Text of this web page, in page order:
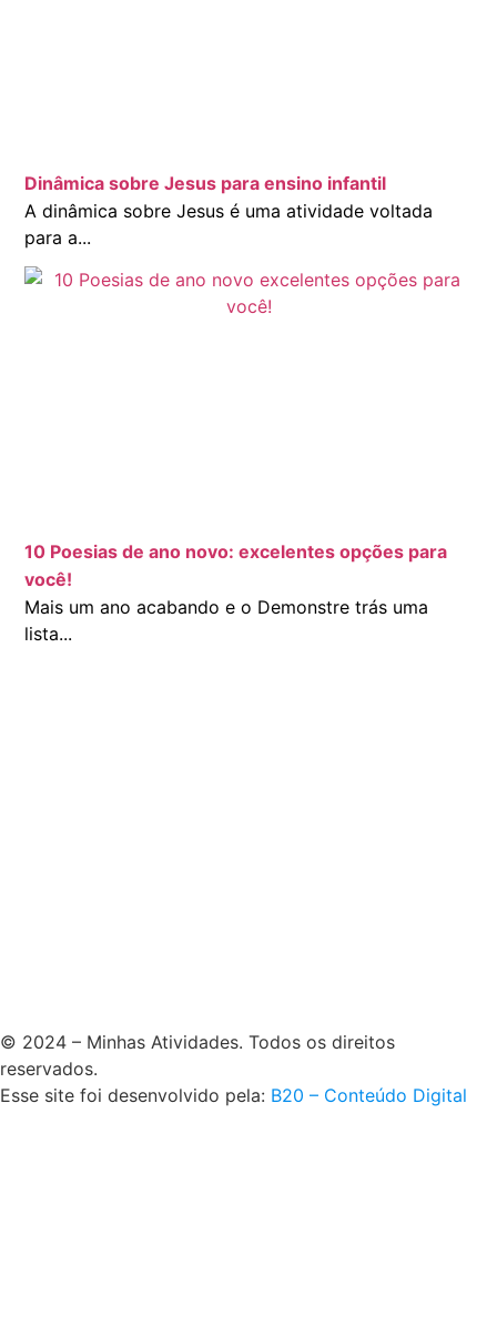
Dinâmica sobre Jesus para ensino infantil
A dinâmica sobre Jesus é uma atividade voltada
para a...
10 Poesias de ano novo: excelentes opções para
você!
Mais um ano acabando e o Demonstre trás uma
lista...
© 2024 – Minhas Atividades. Todos os direitos
reservados.
Esse site foi desenvolvido pela: B20 – Conteúdo Digital